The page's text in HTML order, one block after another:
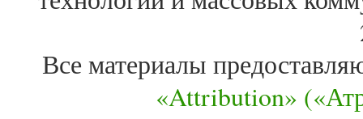
Все материалы
«Attribution»